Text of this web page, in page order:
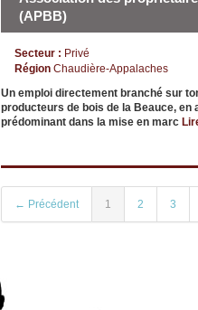
(APBB)
Secteur : Privé
Région Chaudière-Appalaches
Un emploi directement branché sur
producteurs de bois de la Beauce,
prédominant dans la mise en marc
← Précédent 1 2 3